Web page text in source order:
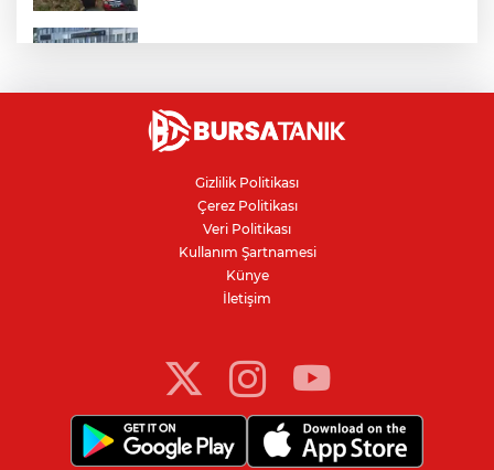
Avcılar Belediye Başkanı hakkında
tahliye kararı
Bursa'da yolcu otobüsünün çarptığı
kadın ağır yaralandı
Bursaspor'da 2026-2027 sezonu forma
Gizlilik Politikası
Çerez Politikası
Veri Politikası
Kullanım Şartnamesi
Künye
İletişim